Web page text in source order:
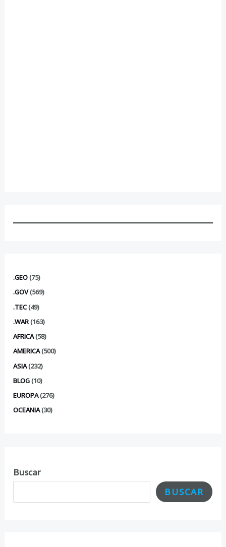
.GEO(75)
.GOV(569)
.TEC(49)
.WAR(163)
AFRICA(58)
AMERICA(500)
ASIA(232)
BLOG(10)
EUROPA(276)
OCEANIA(30)
Buscar
BUSCAR